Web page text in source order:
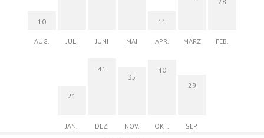
10
AUG. JULI JUNI MAI
11
APR. MÄRZ FEB.
21
JAN.
41
DEZ.
35
NOV.
40
OKT.
29
SEP.